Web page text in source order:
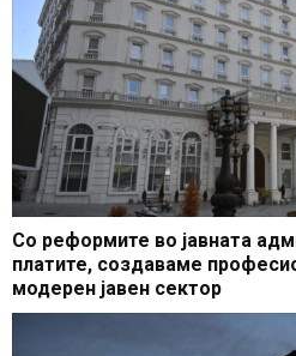
Со реформите во јавната
платите, создаваме
модерен јавен сектор